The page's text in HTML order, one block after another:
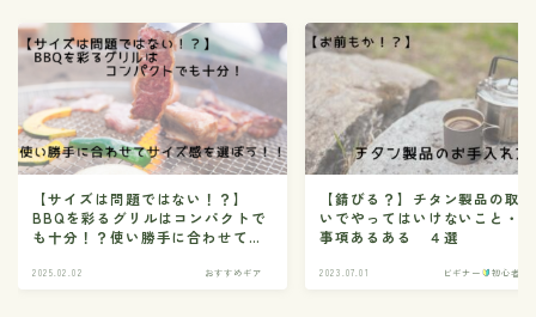
【サイズは問題ではない！？】
BBQを彩るグリルはコンパクトで
も十分！？使い勝手に合わせてサ
2025.02.02 おすすめギア
【錆びる？】チタン製品の取
いでやってはいけないこと・
事項あるある ４選
2023.07.01 ビギナー 初心者の